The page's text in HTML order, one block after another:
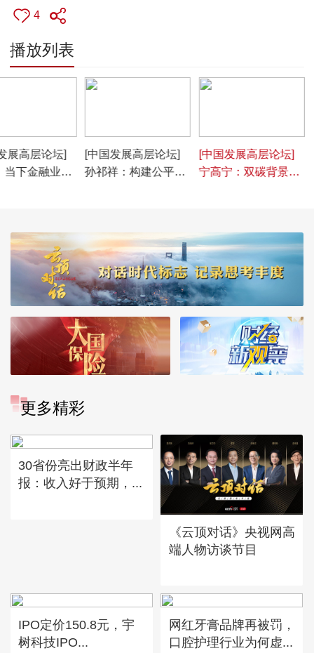
4
播放列表
展高层论坛]
当下金融业工
[中国发展高层论坛]
孙祁祥：构建公平的
[中国发展高层论坛]
宁高宁：双碳背景下
更多精彩
30省份亮出财政半年
报：收入好于预期，...
《云顶对话》央视网高
端人物访谈节目
IPO定价150.8元，宇
树科技IPO...
网红牙膏品牌再被罚，
口腔护理行业为何虚...